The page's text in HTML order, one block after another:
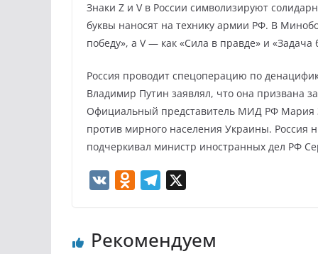
Знаки Z и V в России символизируют
буквы наносят на технику армии РФ. В
победу», а V — как «Сила в правде» и «Задача
Россия проводит спецоперацию по
Владимир Путин заявлял, что она призвана
Официальный представитель МИД РФ Мария
против мирного населения Украины. Россия
подчеркивал министр иностранных дел РФ
o
e
Рекомендуем